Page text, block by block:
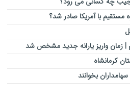
با آمریکا صادر شد؟
زمان واریز یارانه جدید مشخص شد
بخوانند